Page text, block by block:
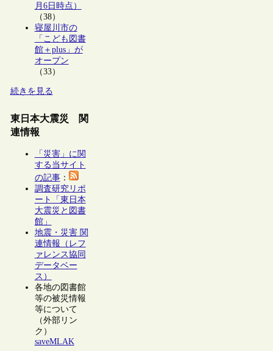
月6日時点）
（38）
寝屋川市の
「こども図書
館＋plus」が
オープン
（33）
続きを見る
東日本大震災 関
連情報
「災害」に関
する当サイト
の記事：
調査研究リポ
ート「東日本
大震災と図書
館」
地震・災害 関
連情報（レフ
ァレンス協同
データベー
ス）
各地の図書館
等の被災情報
等について
（外部リン
ク）
saveMLAK